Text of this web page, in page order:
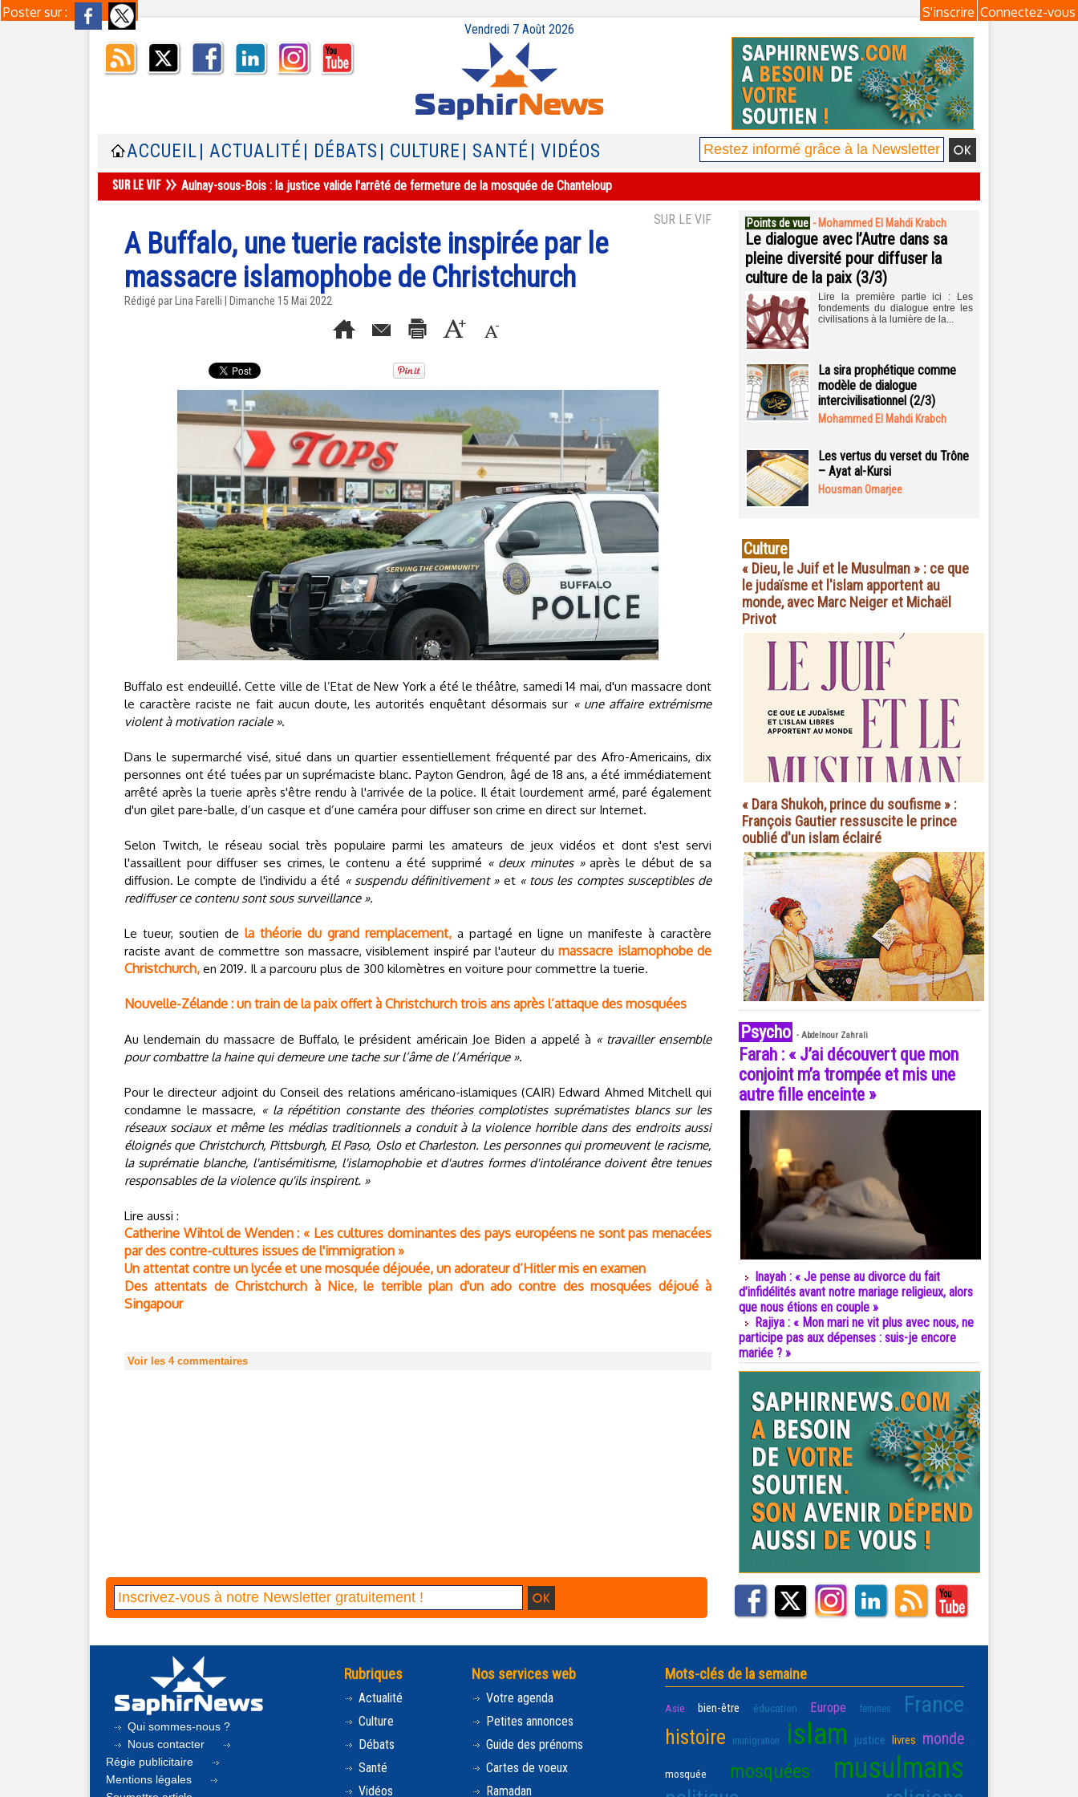
Poster sur : Connectez-vous
S'inscrire
Vendredi 7 Août 2026
ACCUEIL | ACTUALITÉ | DÉBATS | CULTURE | SANTÉ | VIDÉOS
Aulnay-sous-Bois : la justice valide l'arrêté de fermeture de la mosquée de Chanteloup
SUR LE VIF
A Buffalo, une tuerie raciste inspirée par le
massacre islamophobe de Christchurch
Rédigé par Lina Farelli | Dimanche 15 Mai 2022
Buffalo est endeuillé. Cette ville de l’Etat de New York a été le théâtre, samedi 14 mai, d'un massacre dont
le caractère raciste ne fait aucun doute, les autorités enquêtant désormais sur « une affaire extrémisme
violent à motivation raciale ».
Dans le supermarché visé, situé dans un quartier essentiellement fréquenté par des Afro-Americains, dix
personnes ont été tuées par un suprémaciste blanc. Payton Gendron, âgé de 18 ans, a été immédiatement
arrêté après la tuerie après s'être rendu à l'arrivée de la police. Il était lourdement armé, paré également
d'un gilet pare-balle, d’un casque et d’une caméra pour diffuser son crime en direct sur Internet.
Selon Twitch, le réseau social très populaire parmi les amateurs de jeux vidéos et dont s'est servi
l'assaillent pour diffuser ses crimes, le contenu a été supprimé « deux minutes »après le début de sa
diffusion. Le compte de l'individu a été « suspendu définitivement »et « tous les comptes susceptibles de
rediffuser ce contenu sont sous surveillance ».
Le tueur, soutien de la théorie du grand remplacement, a partagé en ligne un manifeste à caractère
raciste avant de commettre son massacre, visiblement inspiré par l'auteur dumassacre islamophobe de
Christchurch, en 2019. Il a parcouru plus de 300 kilomètres en voiture pour commettre la tuerie.
Nouvelle-Zélande : un train de la paix offert à Christchurch trois ans après l’attaque des mosquées
Au lendemain du massacre de Buffalo, le président américain Joe Biden a appelé à « travailler ensemble
pour combattre la haine qui demeure une tache sur l’âme de l’Amérique ».
Pour le directeur adjoint du Conseil des relations américano-islamiques (CAIR) Edward Ahmed Mitchell qui
condamne le massacre, « la répétition constante des théories complotistes suprématistes blancs sur les
réseaux sociaux et même les médias traditionnels a conduit à la violence horrible dans des endroits aussi
éloignés que Christchurch, Pittsburgh, El Paso, Oslo et Charleston. Les personnes qui promeuvent le racisme,
la suprématie blanche, l'antisémitisme, l'islamophobie et d'autres formes d'intolérance doivent être tenues
responsables de la violence qu'ils inspirent. »
Lire aussi :
Catherine Wihtol de Wenden : « Les cultures dominantes des pays européens ne sont pas menacées
par des contre-cultures issues de l'immigration »
Un attentat contre un lycée et une mosquée déjouée, un adorateur d’Hitler mis en examen
Des attentats de Christchurch à Nice, le terrible plan d'un ado contre des mosquées déjoué à
Singapour
Voir les 4commentaires
Points de vue - Mohammed El Mahdi Krabch
Le dialogue avec l’Autre dans sa
pleine diversité pour diffuser la
culture de la paix (3/3)
Lire la première partie ici : Les
fondements du dialogue entre les
civilisations à la lumière de la...
La sira prophétique comme
modèle de dialogue
intercivilisationnel (2/3)
Mohammed El Mahdi Krabch
Les vertus du verset du Trône
– Ayat al-Kursi
Housman Omarjee
Culture
« Dieu, le Juif et le Musulman » : ce que
le judaïsme et l'islam apportent au
monde, avec Marc Neiger et Michaël
Privot
« Dara Shukoh, prince du soufisme » :
François Gautier ressuscite le prince
oublié d'un islam éclairé
Psycho - Abdelnour Zahrali
Farah : « J’ai découvert que mon
conjoint m’a trompée et mis une
autre fille enceinte »
Inayah : « Je pense au divorce du fait
d’infidélités avant notre mariage religieux, alors
que nous étions en couple »
Rajiya : « Mon mari ne vit plus avec nous, ne
participe pas aux dépenses : suis-je encore
mariée ? »
Qui sommes-nous ?
Nous contacter
Régie publicitaire
Mentions légales
Rubriques
Actualité
Culture
Débats
Santé
Vidéos
Nos services web
Votre agenda
Petites annonces
Guide des prénoms
Cartes de voeux
Ramadan
Mots-clés de la semaine
Asie bien-être éducation Europe femmes France
histoire immigration islam justice livres monde
mosquée mosquées musulmans